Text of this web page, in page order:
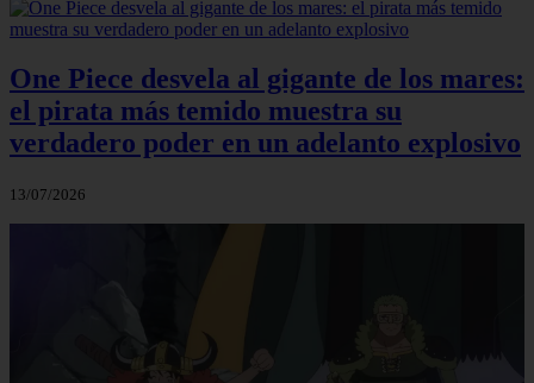
One Piece desvela al gigante de los mares:
el pirata más temido muestra su
verdadero poder en un adelanto explosivo
13/07/2026